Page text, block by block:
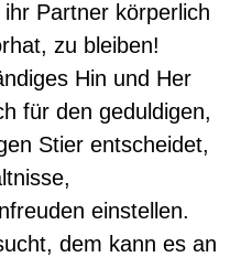
Partner körperlich
zu bleiben!
Hin und Her
für den geduldigen,
Stier entscheidet,
einstellen.
dem kann es an